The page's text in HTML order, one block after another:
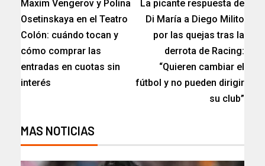
Maxim Vengerov y Polina
Osetinskaya en el Teatro
Colón: cuándo tocan y
cómo comprar las
entradas en cuotas sin
interés
La picante respuesta de
Di María a Diego Milito
por las quejas tras la
derrota de Racing:
“Quieren cambiar el
fútbol y no pueden dirigir
su club”
MAS NOTICIAS